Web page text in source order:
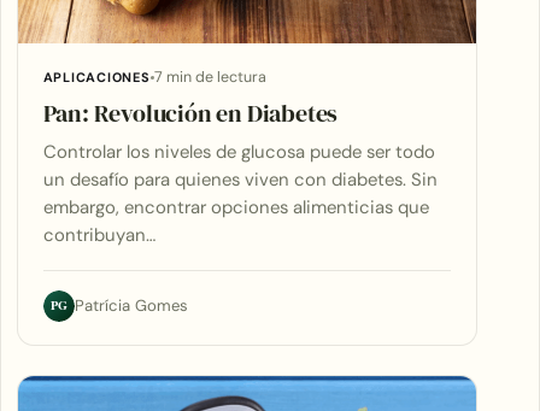
APLICACIONES 7 min de lectura
Pan: Revolución en Diabetes
Controlar los niveles de glucosa puede ser todo
un desafío para quienes viven con diabetes. Sin
embargo, encontrar opciones alimenticias que
contribuyan…
PG Patrícia Gomes